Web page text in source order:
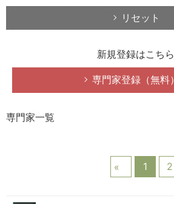
リセット
新規登録はこちら
専門家登録（無料）
専門家一覧
1
2